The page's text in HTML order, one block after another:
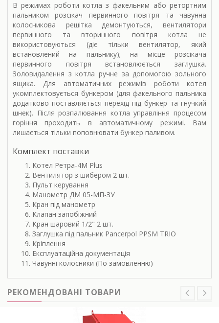
В режимах роботи котла з факельним або ретортним
пальником розсікач первинного повітря та чавунна
колосникова решітка демонтуються, вентилятори
первинного та вторинного повітря котла не
використовуються (діє тільки вентилятор, який
встановлений на пальнику); на місце розсікача
первинного повітря встановлюється заглушка.
Золовидалення з котла ручне за допомогою зольного
ящика. Для автоматичних режимів роботи котел
укомплектовується бункером (для факельного пальника
додатково поставляється перехід під бункер та гнучкий
шнек). Після розпалювання котла управління процесом
горіння проходить в автоматичному режимі. Вам
лишається тільки поповнювати бункер паливом.
Комплект поставки
Котел Ретра-4М Plus
Вентилятор з шибером 2 шт.
Пульт керування
Манометр ДМ 05-МП-ЗУ
Кран під манометр
Клапан запобіжний
Кран шаровий 1/2" 2 шт.
Заглушка під пальник Pancerpol PPSM TRIO
Кріплення
Експлуатаційна документація
Чавунні колосники (По замовленню)
РЕКОМЕНДОВАНІ ТОВАРИ